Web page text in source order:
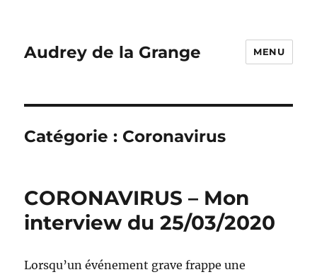
Audrey de la Grange MENU
Catégorie : Coronavirus
CORONAVIRUS – Mon
interview du 25/03/2020
Lorsqu’un événement grave frappe une